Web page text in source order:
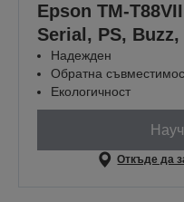
Epson TM-
Serial, PS,
Надежден
Обратна
Екологичност
Откъде да